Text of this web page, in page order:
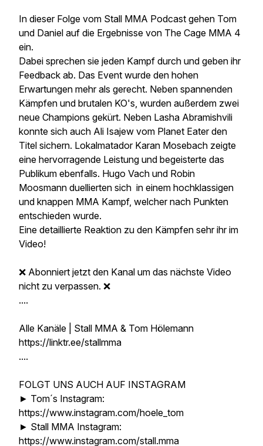
In dieser Folge vom Stall MMA Podcast gehen Tom
und Daniel auf die Ergebnisse von The Cage MMA 4
ein.
Dabei sprechen sie jeden Kampf durch und geben ihr
Feedback ab. Das Event wurde den hohen
Erwartungen mehr als gerecht. Neben spannenden
Kämpfen und brutalen KO's, wurden außerdem zwei
neue Champions gekürt. Neben Lasha Abramishvili
konnte sich auch Ali Isajew vom Planet Eater den
Titel sichern. Lokalmatador Karan Mosebach zeigte
eine hervorragende Leistung und begeisterte das
Publikum ebenfalls. Hugo Vach und Robin
Moosmann duellierten sich in einem hochklassigen
und knappen MMA Kampf, welcher nach Punkten
entschieden wurde.
Eine detaillierte Reaktion zu den Kämpfen sehr ihr im
Video!
❌ Abonniert jetzt den Kanal um das nächste Video
nicht zu verpassen. ❌
....
Alle Kanäle | Stall MMA & Tom Hölemann
https://linktr.ee/stallmma
....
FOLGT UNS AUCH AUF INSTAGRAM
► Tom´s Instagram:
https://www.instagram.com/hoele_tom
► Stall MMA Instagram:
https://www.instagram.com/stall.mma